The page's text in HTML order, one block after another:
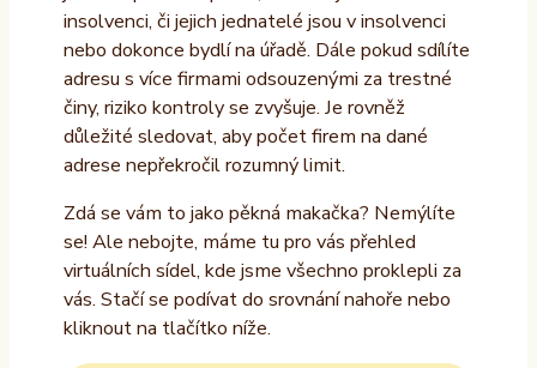
insolvenci, či jejich jednatelé jsou v insolvenci
nebo dokonce bydlí na úřadě. Dále pokud sdílíte
adresu s více firmami odsouzenými za trestné
činy, riziko kontroly se zvyšuje. Je rovněž
důležité sledovat, aby počet firem na dané
adrese nepřekročil rozumný limit.
Zdá se vám to jako pěkná makačka? Nemýlíte
se! Ale nebojte, máme tu pro vás přehled
virtuálních sídel, kde jsme všechno proklepli za
vás. Stačí se podívat do srovnání nahoře nebo
kliknout na tlačítko níže.